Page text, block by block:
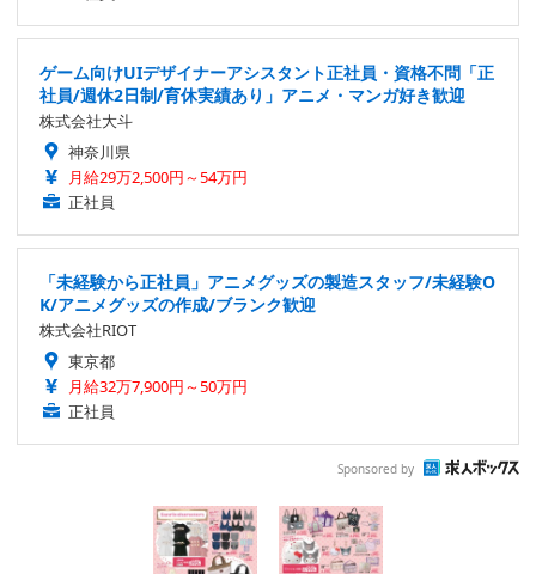
ゲーム向けUIデザイナーアシスタント正社員・資格不問「正
社員/週休2日制/育休実績あり」アニメ・マンガ好き歓迎
株式会社大斗
神奈川県
月給29万2,500円～54万円
正社員
「未経験から正社員」アニメグッズの製造スタッフ/未経験O
K/アニメグッズの作成/ブランク歓迎
株式会社RIOT
東京都
月給32万7,900円～50万円
正社員
Sponsored by